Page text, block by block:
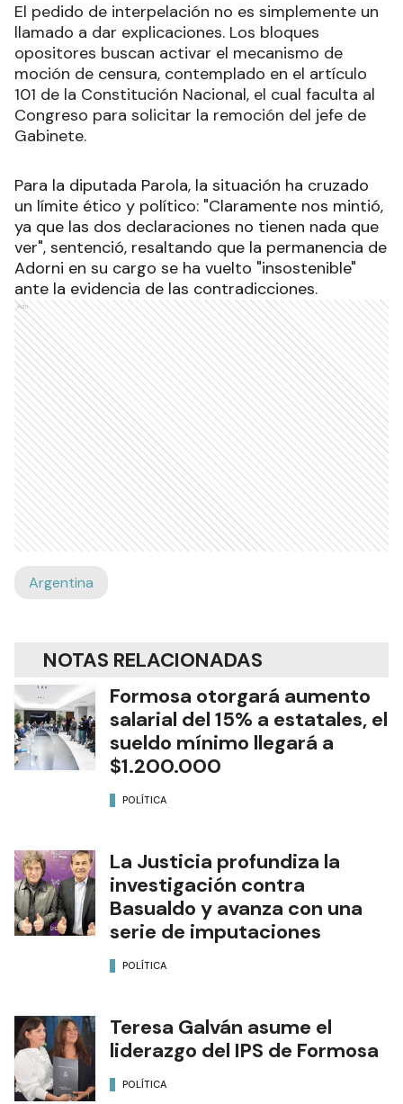
El pedido de interpelación no es simplemente un
llamado a dar explicaciones. Los bloques
opositores buscan activar el mecanismo de
moción de censura, contemplado en el artículo
101 de la Constitución Nacional, el cual faculta al
Congreso para solicitar la remoción del jefe de
Gabinete.
Para la diputada Parola, la situación ha cruzado
un límite ético y político: "Claramente nos mintió,
ya que las dos declaraciones no tienen nada que
ver", sentenció, resaltando que la permanencia de
Adorni en su cargo se ha vuelto "insostenible"
ante la evidencia de las contradicciones.
Ads
Argentina
NOTAS RELACIONADAS
Formosa otorgará aumento
salarial del 15% a estatales, el
sueldo mínimo llegará a
$1.200.000
POLÍTICA
La Justicia profundiza la
investigación contra
Basualdo y avanza con una
serie de imputaciones
POLÍTICA
Teresa Galván asume el
liderazgo del IPS de Formosa
POLÍTICA